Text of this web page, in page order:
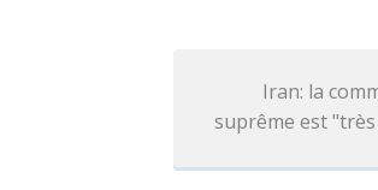
Iran: la
suprême est